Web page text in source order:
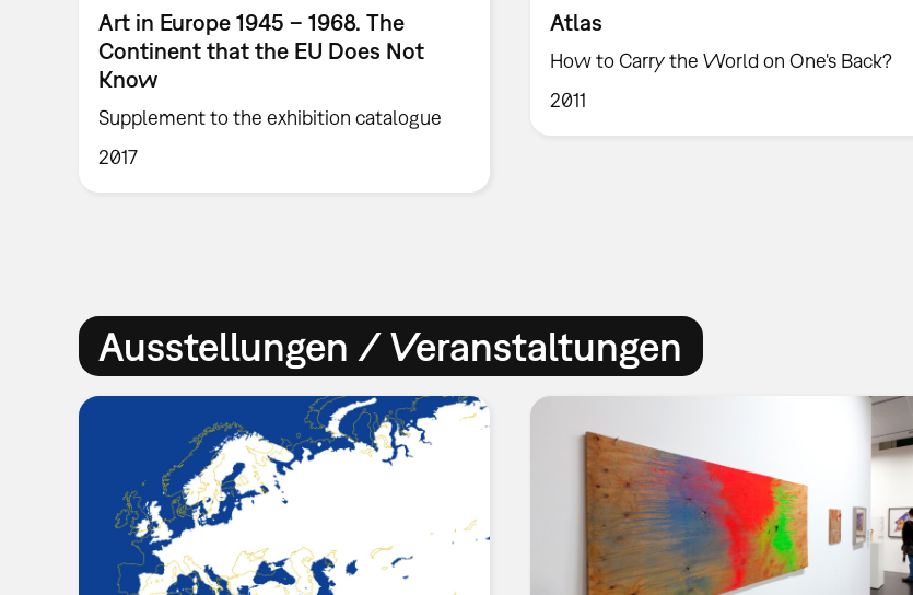
Art in Europe 1945 – 1968. The
Continent that the EU Does Not
Know
Supplement to the exhibition catalogue
2017
Atlas
How to Carry the World on One's Back?
2011
Ausstellungen / Veranstaltungen